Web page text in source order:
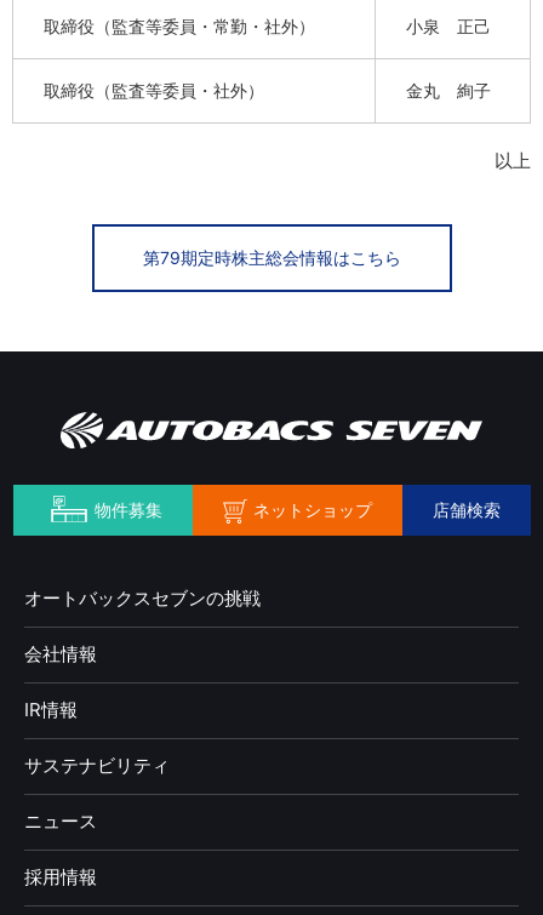
取締役（監査等委員・常勤・社外） 小泉 正己
取締役（監査等委員・社外） 金丸 絢子
以上
第79期定時株主総会情報はこちら
物件募集 ネットショップ 店舗検索
オートバックスセブンの挑戦
会社情報
IR情報
サステナビリティ
ニュース
採用情報